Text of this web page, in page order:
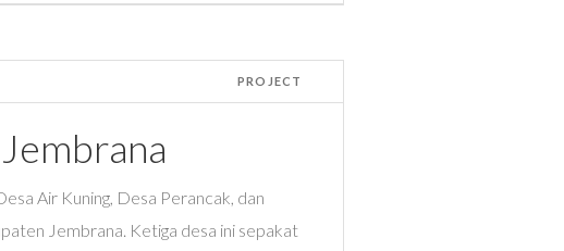
PROJECT
Air Kuning, Desa Perancak, dan
Jembrana. Ketiga desa ini sepakat